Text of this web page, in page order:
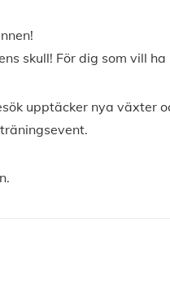
skull! För dig som vill
upptäcker nya växter